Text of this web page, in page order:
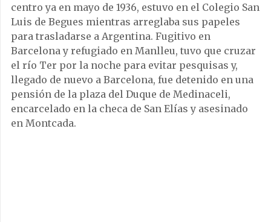
centro ya en mayo de 1936, estuvo en el Colegio San
Luis de Begues mientras arreglaba sus papeles
para trasladarse a Argentina. Fugitivo en
Barcelona y refugiado en Manlleu, tuvo que cruzar
el río Ter por la noche para evitar pesquisas y,
llegado de nuevo a Barcelona, fue detenido en una
pensión de la plaza del Duque de Medinaceli,
encarcelado en la checa de San Elías y asesinado
en Montcada.